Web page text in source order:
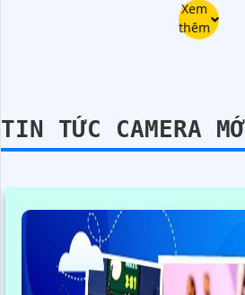
Xem
thêm
TIN TỨC CAMERA